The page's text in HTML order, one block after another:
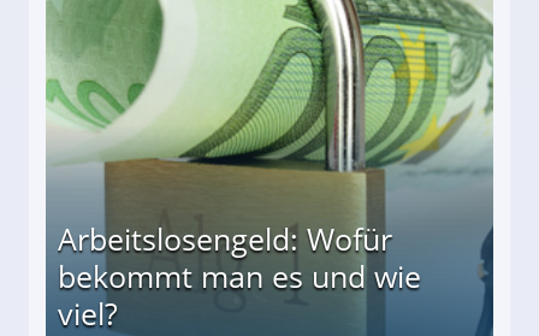
Arbeitslosengeld: Wofür
bekommt man es und wie
viel?